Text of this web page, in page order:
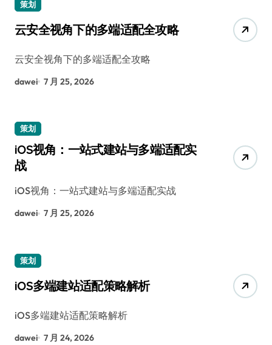
策划
云安全视角下的多端适配全攻略
云安全视角下的多端适配全攻略
dawei 7 月 25, 2026
策划
iOS视角：一站式建站与多端适配实
战
iOS视角：一站式建站与多端适配实战
dawei 7 月 25, 2026
策划
iOS多端建站适配策略解析
iOS多端建站适配策略解析
dawei 7 月 24, 2026